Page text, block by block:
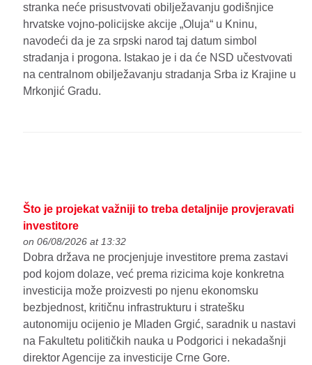
stranka neće prisustvovati obilježavanju godišnjice
hrvatske vojno-policijske akcije „Oluja“ u Kninu,
navodeći da je za srpski narod taj datum simbol
stradanja i progona. Istakao je i da će NSD učestvovati
na centralnom obilježavanju stradanja Srba iz Krajine u
Mrkonjić Gradu.
Što je projekat važniji to treba detaljnije provjeravati
investitore
on 06/08/2026 at 13:32
Dobra država ne procjenjuje investitore prema zastavi
pod kojom dolaze, već prema rizicima koje konkretna
investicija može proizvesti po njenu ekonomsku
bezbjednost, kritičnu infrastrukturu i stratešku
autonomiju ocijenio je Mladen Grgić, saradnik u nastavi
na Fakultetu političkih nauka u Podgorici i nekadašnji
direktor Agencije za investicije Crne Gore.